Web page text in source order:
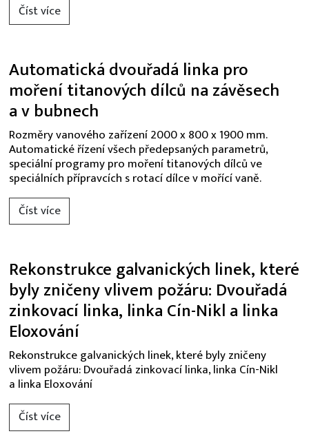
Číst více
Automatická dvouřadá linka pro
moření titanových dílců na závěsech
a v bubnech
Rozměry vanového zařízení 2000 x 800 x 1900 mm.
Automatické řízení všech předepsaných parametrů,
speciální programy pro moření titanových dílců ve
speciálních přípravcích s rotací dílce v mořící vaně.
Číst více
Rekonstrukce galvanických linek, které
byly zničeny vlivem požáru: Dvouřadá
zinkovací linka, linka Cín-Nikl a linka
Eloxování
Rekonstrukce galvanických linek, které byly zničeny
vlivem požáru: Dvouřadá zinkovací linka, linka Cín-Nikl
a linka Eloxování
Číst více